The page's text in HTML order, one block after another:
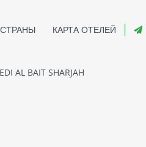
СТРАНЫ КАРТА ОТЕЛЕЙ
AL BAIT SHARJAH